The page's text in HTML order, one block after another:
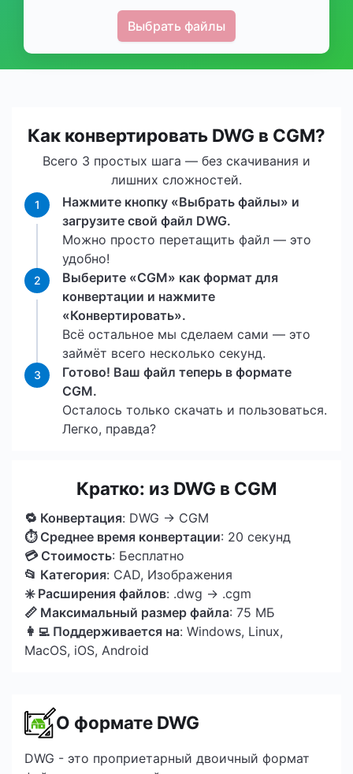
Выбрать файлы
Как конвертировать DWG в CGM?
Всего 3 простых шага — без скачивания и
лишних сложностей.
1
Нажмите кнопку «Выбрать файлы» и
загрузите свой файл DWG.
Можно просто перетащить файл — это
удобно!
2
Выберите «CGM» как формат для
конвертации и нажмите
«Конвертировать».
Всё остальное мы сделаем сами — это
займёт всего несколько секунд.
3
Готово! Ваш файл теперь в формате
CGM.
Осталось только скачать и пользоваться.
Легко, правда?
Кратко: из DWG в CGM
🔁 Конвертация: DWG → CGM
⏱ Среднее время конвертации: 20 секунд
💳 Стоимость: Бесплатно
📂 Категория: CAD, Изображения
✳️ Расширения файлов: .dwg → .cgm
📏 Максимальный размер файла: 75 МБ
👩‍💻 Поддерживается на: Windows, Linux,
MacOS, iOS, Android
О формате DWG
DWG - это проприетарный двоичный формат